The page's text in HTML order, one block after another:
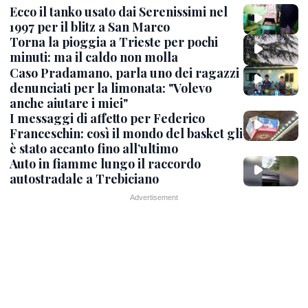
Ecco il tanko usato dai Serenissimi nel
1997 per il blitz a San Marco
Torna la pioggia a Trieste per pochi
minuti: ma il caldo non molla
Caso Pradamano, parla uno dei ragazzi
denunciati per la limonata: "Volevo
anche aiutare i miei"
I messaggi di affetto per Federico
Franceschin: così il mondo del basket gli
è stato accanto fino all’ultimo
Auto in fiamme lungo il raccordo
autostradale a Trebiciano